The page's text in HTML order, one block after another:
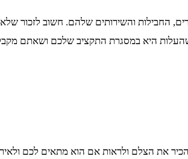
החבילות והשירותים שלהם. חשוב לזכור
היא במסגרת התקציב שלכם ושאתם
את הצלם ולראות אם הוא מתאים לכם